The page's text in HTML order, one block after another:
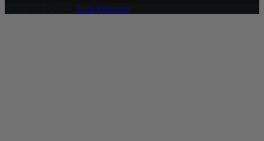
Tech Robotten